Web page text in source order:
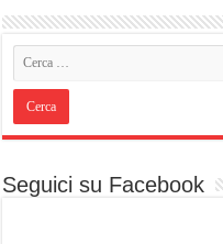
Seguici su Facebook